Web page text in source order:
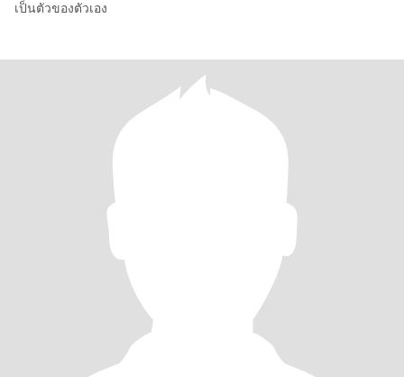
เป็นตัวของตัวเอง